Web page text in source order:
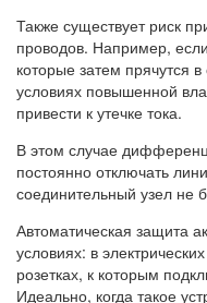
Также существует риск
проводов. Например,
которые затем прячутся
условиях повышенной
привести к утечке тока.
В этом случае
постоянно отключать
соединительный узел не
Автоматическая защита
условиях: в
розетках, к которым
Идеально, когда такое